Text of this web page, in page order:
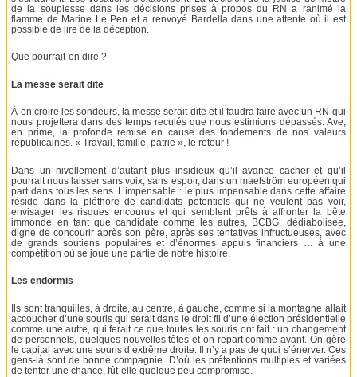
de la souplesse dans les décisions prises à propos du RN a ranimé la
flamme de Marine Le Pen et a renvoyé Bardella dans une attente où il est
possible de lire de la déception.
Que pourrait-on dire ?
La messe serait dite
À en croire les sondeurs, la messe serait dite et il faudra faire avec un RN qui
nous projettera dans des temps reculés que nous estimions dépassés. Ave,
en prime, la profonde remise en cause des fondements de nos valeurs
républicaines. « Travail, famille, patrie », le retour !
Dans un nivellement d’autant plus insidieux qu’il avance cacher et qu’il
pourrait nous laisser sans voix, sans espoir, dans un maelström européen qui
part dans tous les sens. L’impensable : le plus impensable dans cette affaire
réside dans la pléthore de candidats potentiels qui ne veulent pas voir,
envisager les risques encourus et qui semblent prêts à affronter la bête
immonde en tant que candidate comme les autres, BCBG, dédiabolisée,
digne de concourir après son père, après ses tentatives infructueuses, avec
de grands soutiens populaires et d’énormes appuis financiers … à une
compétition où se joue une partie de notre histoire.
Les endormis
Ils sont tranquilles, à droite, au centre, à gauche, comme si la montagne allait
accoucher d’une souris qui serait dans le droit fil d’une élection présidentielle
comme une autre, qui ferait ce que toutes les souris ont fait : un changement
de personnels, quelques nouvelles têtes et on repart comme avant. On gère
le capital avec une souris d’extrême droite. Il n’y a pas de quoi s’énerver. Ces
gens-là sont de bonne compagnie. D’où les prétentions multiples et variées
de tenter une chance, fût-elle quelque peu compromise.